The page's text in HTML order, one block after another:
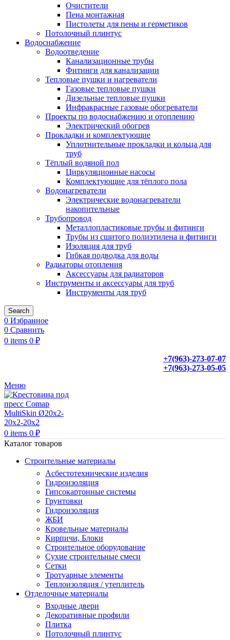
Очистители
Пена монтажная
Пистолеты для пены и герметиков
Потолочный плинтус
Водоснабжение
Водоотведение
Канализационные трубы
Фитинги для канализации
Тепловые пушки и нагреватели
Газовые тепловые пушки
Дизельные тепловые пушки
Инфракрасные газовые обогреватели
Проекты по водоснабжению и отоплению
Электрический обогрев
Прокладки и комплектующие
Уплотнительные прокладки и кольца для
труб
Тёплый водяной пол
Циркуляционные насосы
Комплектующие для тёплого пола
Водонагреватели
Электрические водонагреватели
накопительные
Трубопровод
Металлопластиковые трубы и фитинги
Трубы из сшитого полиэтилена и фитинги
Изоляция для труб
Гибкая подводка для воды
Радиаторы отопления
Аксессуары для радиаторов
Инструменты и аксессуары для труб
Инструменты для труб
Search
0 Избранное
0 Сравнить
0 items 0 ₽
+7(963)-273-07-07
+7(963)-273-05-05
Меню
0 items 0 ₽
Каталог товаров
Строительные материалы
Асбестотехнические изделия
Гидроизоляция
Гипсокартонные системы
Грунтовки
Гидроизоляция
ЖБИ
Кровельные материалы
Кирпичи, Блоки
Строительное оборудование
Сухие строительные смеси
Сетки
Тротуарные элементы
Теплоизоляция / утеплитель
Отделочные материалы
Входные двери
Декоративные профили
Плитка
Потолочный плинтус